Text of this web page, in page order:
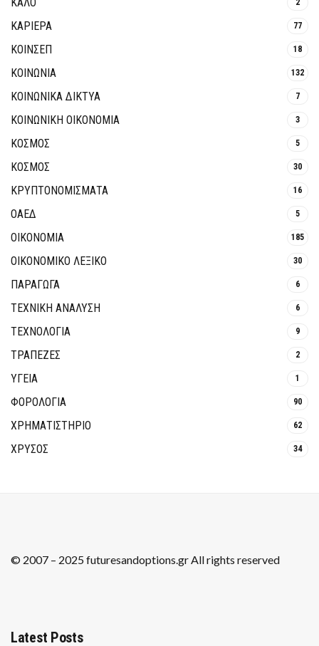
2
ΚΑΡΙΕΡΑ 77
ΚΟΙΝΣΕΠ 18
ΚΟΙΝΩΝΙΑ 132
ΚΟΙΝΩΝΙΚΆ ΔΊΚΤΥΑ 7
ΚΟΙΝΩΝΙΚΉ ΟΙΚΟΝΟΜΊΑ 3
ΚΟΣΜΟΣ 5
ΚΟΣΜΟΣ 30
ΚΡΥΠΤΟΝΟΜΊΣΜΑΤΑ 16
ΟΑΕΔ 5
ΟΙΚΟΝΟΜΙΑ 185
ΟΙΚΟΝΟΜΙΚΟ ΛΕΞΙΚΟ 30
ΠΑΡΑΓΩΓΑ 6
ΤΕΧΝΙΚΗ ΑΝΑΛΥΣΗ 6
ΤΕΧΝΟΛΟΓΙΑ 9
ΤΡΆΠΕΖΕΣ 2
ΥΓΕΙΑ 1
ΦΟΡΟΛΟΓΙΑ 90
ΧΡΗΜΑΤΙΣΤΗΡΙΟ 62
ΧΡΥΣΟΣ 34
© 2007 – 2025 futuresandoptions.gr All rights reserved
Latest Posts